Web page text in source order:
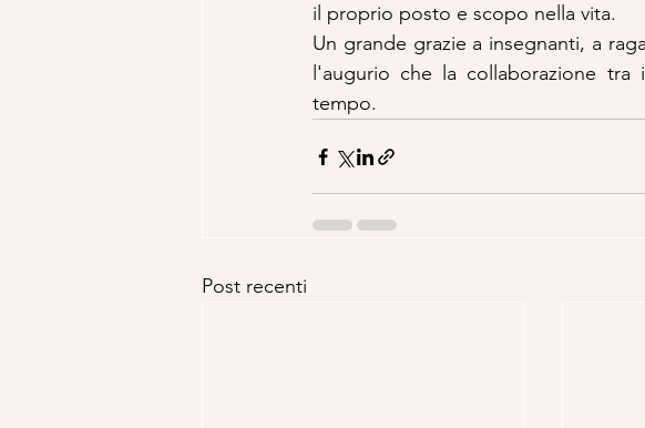
il proprio posto e scopo nella vita.
Un grande grazie a insegnanti, a
l'augurio che la collaborazione
tempo.
Post recenti